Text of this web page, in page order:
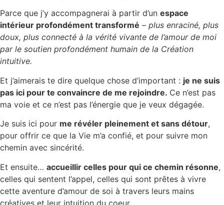
Parce que j’y accompagnerai à partir d’un espace
intérieur profondément transformé – plus enraciné, plus
doux, plus connecté à la vérité vivante de l’amour de moi
par le soutien profondément humain de la Création
intuitive.
Et j’aimerais te dire quelque chose d’important : je ne suis
pas ici pour te convaincre de me rejoindre. Ce n’est pas
ma voie et ce n’est pas l’énergie que je veux dégagée.
Je suis ici pour me révéler pleinement et sans détour,
pour offrir ce que la Vie m’a confié, et pour suivre mon
chemin avec sincérité.
Et ensuite… accueillir celles pour qui ce chemin résonne,
celles qui sentent l’appel, celles qui sont prêtes à vivre
cette aventure d’amour de soi à travers leurs mains
créatives et leur intuition du coeur.